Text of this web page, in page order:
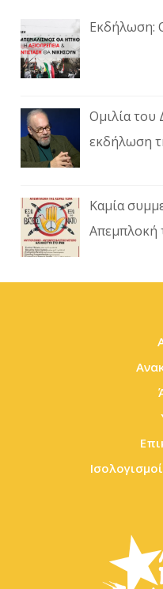
Εκδήλωση:
Ομιλία του
εκδήλωση
Καμία
Απεμπλοκή